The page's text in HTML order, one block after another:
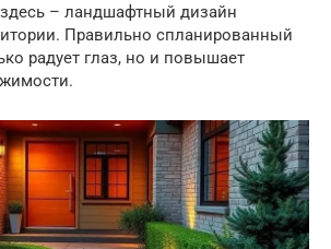
– ландшафтный дизайн
Правильно спланированный
радует глаз, но и повышает